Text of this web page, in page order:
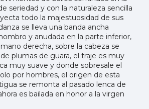
seriedad y con la naturaleza sencilla
todo la majestuosidad de sus
se lleva una banda ancha
y anudada en la parte inferior,
derecha, sobre la cabeza se
plumas de guara, el traje es muy
muy suave y donde sobresale el
por hombres, el origen de esta
se remonta al pasado lenca de
es bailada en honor a la virgen